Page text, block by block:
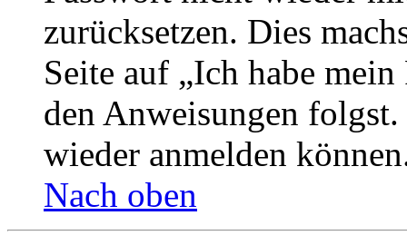
zurücksetzen. Dies
Seite auf „Ich habe
den Anweisungen
wieder anmelden
Nach oben